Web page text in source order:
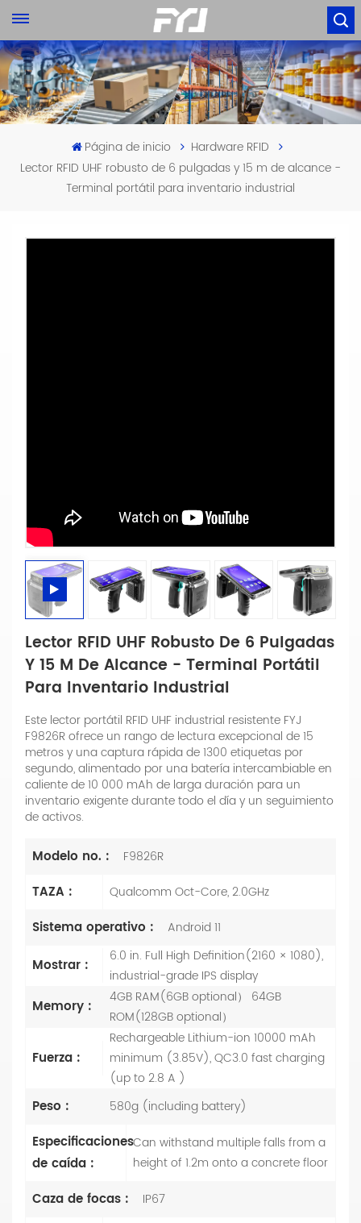
Página de inicio
Hardware RFID
Lector RFID UHF robusto de 6 pulgadas y 15 m de alcance -
Terminal portátil para inventario industrial
Lector RFID UHF Robusto De 6 Pulgadas
Y 15 M De Alcance - Terminal Portátil
Para Inventario Industrial
Este lector portátil RFID UHF industrial resistente FYJ
F9826R ofrece un rango de lectura excepcional de 15
metros y una captura rápida de 1300 etiquetas por
segundo, alimentado por una batería intercambiable en
caliente de 10 000 mAh de larga duración para un
inventario exigente durante todo el día y un seguimiento
de activos.
Modelo no. : F9826R
TAZA : Qualcomm Oct-Core, 2.0GHz
Sistema operativo : Android 11
Mostrar :
6.0 in. Full High Definition(2160 × 1080),
industrial-grade IPS display
Memory :
4GB RAM(6GB optional） 64GB
ROM(128GB optional）
Fuerza :
Rechargeable Lithium-ion 10000 mAh
minimum (3.85V), QC3.0 fast charging
(up to 2.8 A )
Peso : 580g (including battery)
Especificaciones
de caída :
Can withstand multiple falls from a
height of 1.2m onto a concrete floor
Caza de focas : IP67